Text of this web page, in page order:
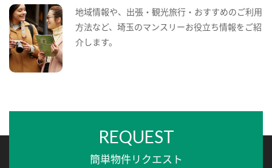
地域情報や、出張・観光旅行・おすすめのご利用
方法など、埼玉のマンスリーお役立ち情報をご紹
介します。
REQUEST
簡単物件リクエスト